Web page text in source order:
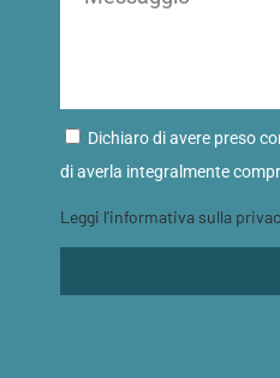
Dichiaro di avere preso
di averla integralmente
Leggi l'informativa sulla